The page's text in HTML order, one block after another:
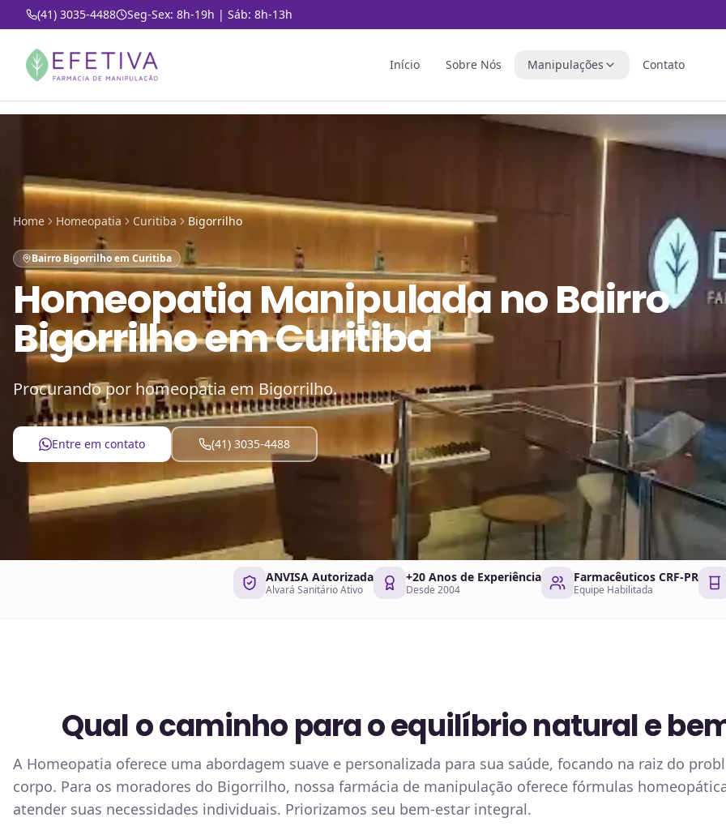
(41) 3035-4488 Seg-Sex: 8h-19h | Sáb: 8h-13h
Início Sobre Nós Manipulações Contato
Home Homeopatia Curitiba Bigorrilho
Bairro Bigorrilho em Curitiba
Homeopatia ManipuladanoBairro
Bigorrilho em Curitiba
Procurando por homeopatia em Bigorrilho.
Entre em contato (41) 3035-4488
ANVISA Autorizada
Alvará Sanitário Ativo
+20 Anos de Experiência
Desde 2004
Farmacêuticos CRF-PR
Equipe Habilitada
Qual o caminho para o equilíbrio natural e
A Homeopatia oferece uma abordagem suave e personalizada para sua saúde, focando na raiz do
corpo. Para os moradores do Bigorrilho, nossa farmácia de manipulação oferece fórmulas
atender suas necessidades individuais. Priorizamos seu bem-estar integral.